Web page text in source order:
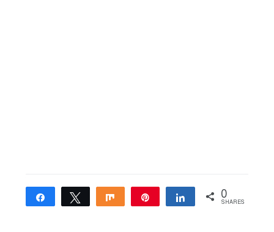
Share Tweet Share Share 0
SHARES